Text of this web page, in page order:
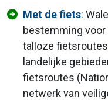
Met de fiets:
bestemming
talloze
landelijke
fietsroutes
netwerk van